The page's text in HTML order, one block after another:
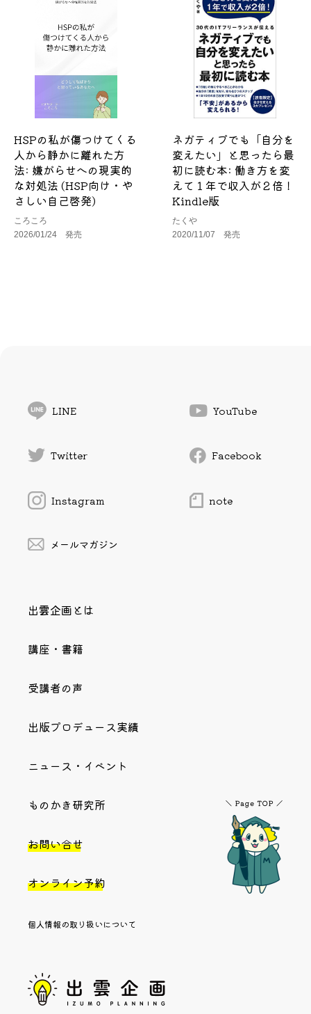
HSPの私が傷つけてくる
人から静かに離れた方
法: 嫌がらせへの現実的
な対処法 (HSP向け・や
さしい自己啓発)
ころころ
2026/01/24 発売
ネガティブでも「自分を
変えたい」と思ったら最
初に読む本: 働き方を変
えて１年で収入が２倍！
Kindle版
たくや
2020/11/07 発売
LINE YouTube
Twitter Facebook
Instagram note
メールマガジン
出雲企画とは
講座・書籍
受講者の声
出版プロデュース実績
ニュース・イベント
ものかき研究所
お問い合せ
オンライン予約
個人情報の取り扱いについて